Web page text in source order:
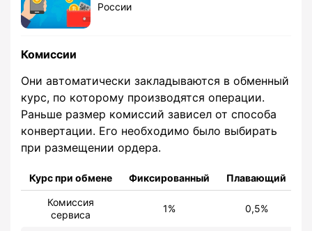
России
Комиссии
Они автоматически закладываются в обменный
курс, по которому производятся операции.
Раньше размер комиссий зависел от способа
конвертации. Его необходимо было выбирать
при размещении ордера.
Курс при обмене Фиксированный Плавающий
Комиссия
сервиса
1% 0,5%